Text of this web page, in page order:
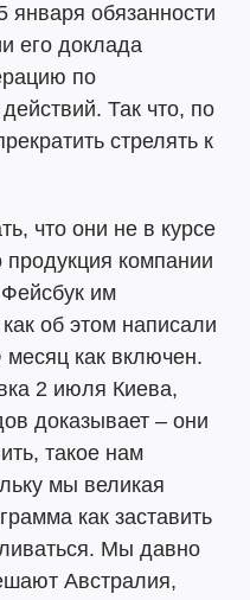
обязанности
его доклада
по
Так что, по
стрелять к
что они не в курсе
продукция компании
им
об этом написали
как включен.
2 июля Киева,
доказывает – они
такое нам
мы великая
как заставить
Мы давно
Австралия,